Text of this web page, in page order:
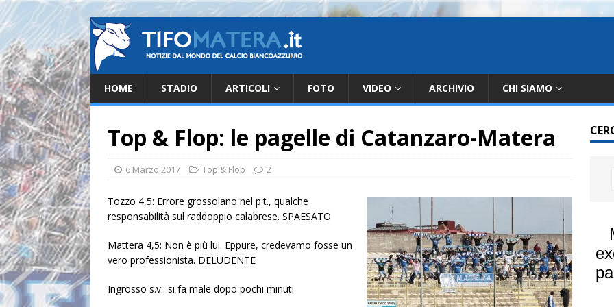
HOME STADIO ARTICOLI FOTO VIDEO ARCHIVIO CHI SIAMO
Top & Flop: le pagelle di Catanzaro-Matera
6 Marzo 2017 Top & Flop 2
Tozzo 4,5: Errore grossolano nel p.t., qualche
responsabilità sul raddoppio calabrese. SPAESATO
Mattera 4,5: Non è più lui. Eppure, credevamo fosse un
vero professionista. DELUDENTE
Ingrosso s.v.: si fa male dopo pochi minuti